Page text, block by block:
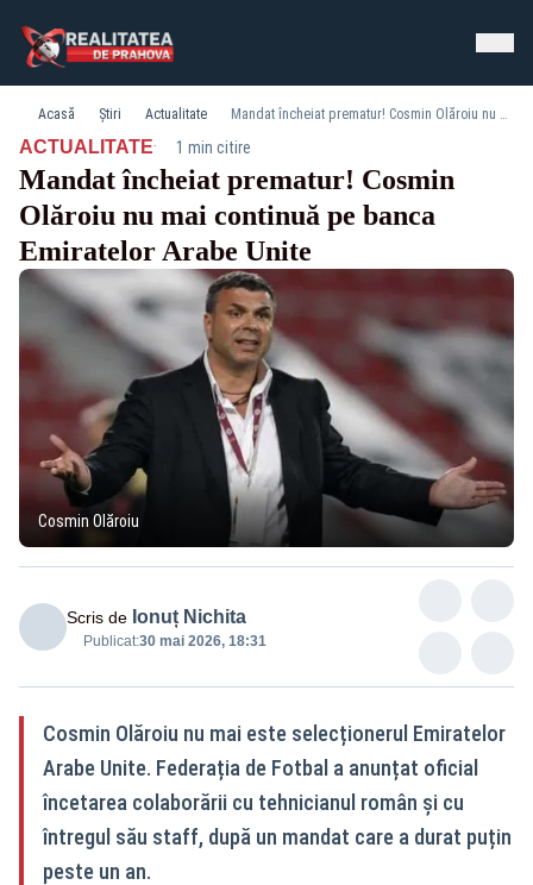
Acasă Știri Actualitate Mandat încheiat prematur! Cosmin Olăroiu nu mai continuă pe banca Emiratelor Arabe Unite
ACTUALITATE· 1 min citire
Mandat încheiat prematur! Cosmin
Olăroiu nu mai continuă pe banca
Emiratelor Arabe Unite
Cosmin Olăroiu
Scris de Ionuț Nichita
Publicat:30 mai 2026, 18:31
Cosmin Olăroiu nu mai este selecționerul Emiratelor
Arabe Unite. Federația de Fotbal a anunțat oficial
încetarea colaborării cu tehnicianul român și cu
întregul său staff, după un mandat care a durat puțin
peste un an.